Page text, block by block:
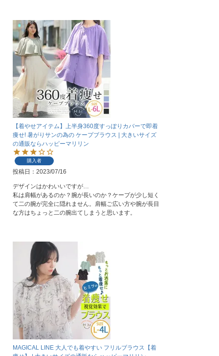
【着やせアイテム】上半身360度すっぽりカバーで即着
痩せ! 暑がりサンの為の ケープブラウス | 大きいサイズ
の通販ならハッピーマリリン
購入者
投稿日 2023/07/16
デザインはかわいいですが…
私は肩幅があるのか？腕が長いのか？ケープが少し短く
て二の腕が完全に隠れません。肩幅ご広い方や腕が長目
な方はちょっと二の腕出てしまうと思います。
MAGICAL LINE 大人でも着やすい フリルブラウス【着